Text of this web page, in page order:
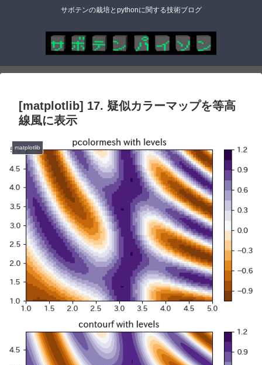
サボテンの栽培とpythonに関する技術ブログ
[matplotlib] 17. 疑似カラーマップを等高
線風に表示
matplotlib